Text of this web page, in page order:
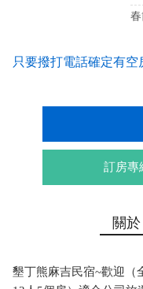
春
只要撥打電話確定有
訂房專
關
墾丁熊麻吉民宿~歡迎（